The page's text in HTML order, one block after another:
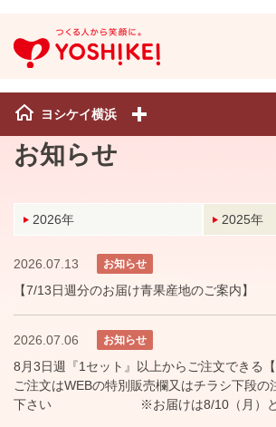
ヨシケイ横浜
お知らせ
2026年 2025年
2026.07.13 お知らせ
【7/13日週分のお届け青果産地のご案内】
2026.07.06 お知らせ
8月3日週『1セット』以上からご注文できる
ご注文はWEBの特別販売欄又はチラシ下段の
下さい ※お届けは8/10（月）とな